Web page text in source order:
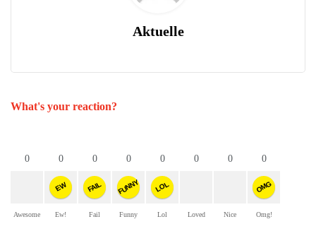
Aktuelle
What's your reaction?
0
Awesome
0
EW
Ew!
0
FAIL
Fail
0
FUNNY
Funny
0
LOL
Lol
0
Loved
0
Nice
0
OMG
Omg!